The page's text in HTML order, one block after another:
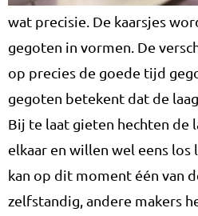
wat precisie. De kaarsjes
gegoten in vormen. De
op precies de goede tijd
gegoten betekent dat de
Bij te laat gieten hechten de
elkaar en willen wel eens los
kan op dit moment één van
zelfstandig, andere makers